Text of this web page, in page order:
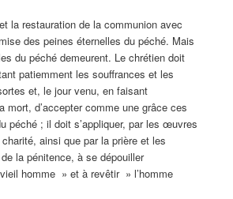
la restauration de la communion avec
des peines éternelles du péché. Mais
du péché demeurent. Le chrétien doit
patiemment les souffrances et les
et, le jour venu, en faisant
mort, d’accepter comme une grâce ces
péché ; il doit s’appliquer, par les œuvres
ainsi que par la prière et les
la pénitence, à se dépouiller
homme » et à revêtir » l’homme